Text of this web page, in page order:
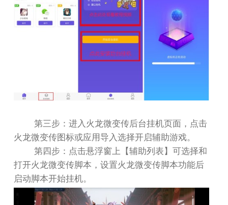
第三步：进入火龙微变传后台挂机页面，点击
火龙微变传图标或应用导入选择开启辅助游戏。
第四步：点击悬浮窗上【辅助列表】可选择和
打开火龙微变传脚本，设置火龙微变传脚本功能后
启动脚本开始挂机。